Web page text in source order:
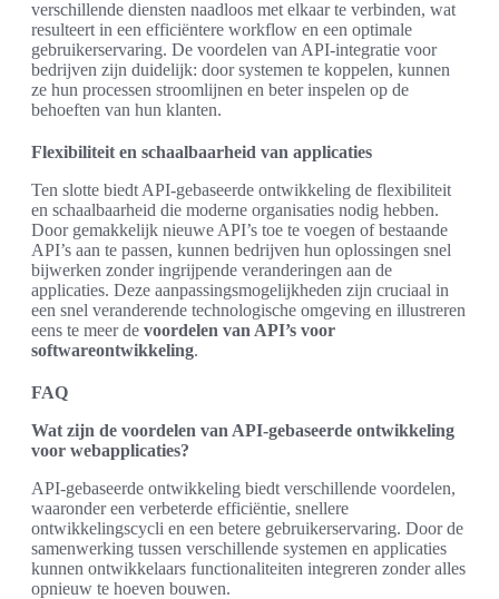
verschillende diensten naadloos met elkaar te verbinden, wat
resulteert in een efficiëntere workflow en een optimale
gebruikerservaring. De voordelen van API-integratie voor
bedrijven zijn duidelijk: door systemen te koppelen, kunnen
ze hun processen stroomlijnen en beter inspelen op de
behoeften van hun klanten.
Flexibiliteit en schaalbaarheid van applicaties
Ten slotte biedt API-gebaseerde ontwikkeling de flexibiliteit
en schaalbaarheid die moderne organisaties nodig hebben.
Door gemakkelijk nieuwe API’s toe te voegen of bestaande
API’s aan te passen, kunnen bedrijven hun oplossingen snel
bijwerken zonder ingrijpende veranderingen aan de
applicaties. Deze aanpassingsmogelijkheden zijn cruciaal in
een snel veranderende technologische omgeving en illustreren
eens te meer de voordelen van API’s voor
softwareontwikkeling.
FAQ
Wat zijn de voordelen van API-gebaseerde ontwikkeling
voor webapplicaties?
API-gebaseerde ontwikkeling biedt verschillende voordelen,
waaronder een verbeterde efficiëntie, snellere
ontwikkelingscycli en een betere gebruikerservaring. Door de
samenwerking tussen verschillende systemen en applicaties
kunnen ontwikkelaars functionaliteiten integreren zonder alles
opnieuw te hoeven bouwen.